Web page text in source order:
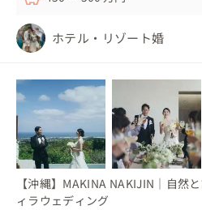
ホテル・リゾート婚
【沖縄】MAKINA NAKIJIN｜自然
ィラウェディング